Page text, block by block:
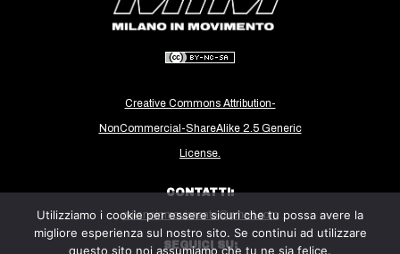
Creative Commons Attribution-
NonCommercial-ShareAlike 2.5 Generic
License.
CONTATTI:
milanoinmovimento@gmail.com
SEGUICI SU:
Utilizziamo i cookie per essere sicuri che tu possa avere la
migliore esperienza sul nostro sito. Se continui ad utilizzare
questo sito noi assumiamo che tu ne sia felice.